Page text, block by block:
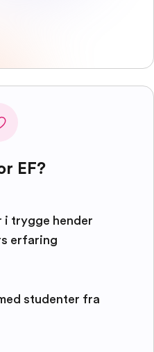
EF?
i trygge hender
erfaring
studenter fra